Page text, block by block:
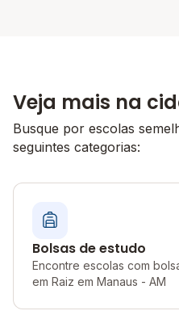
Veja mais na
Busque por escolas
seguintes categorias:
Bolsas de estudo
Encontre escolas com
em Raiz em Manaus - AM